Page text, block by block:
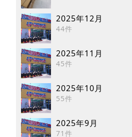
2025年12月
44件
2025年11月
45件
2025年10月
55件
2025年9月
71件